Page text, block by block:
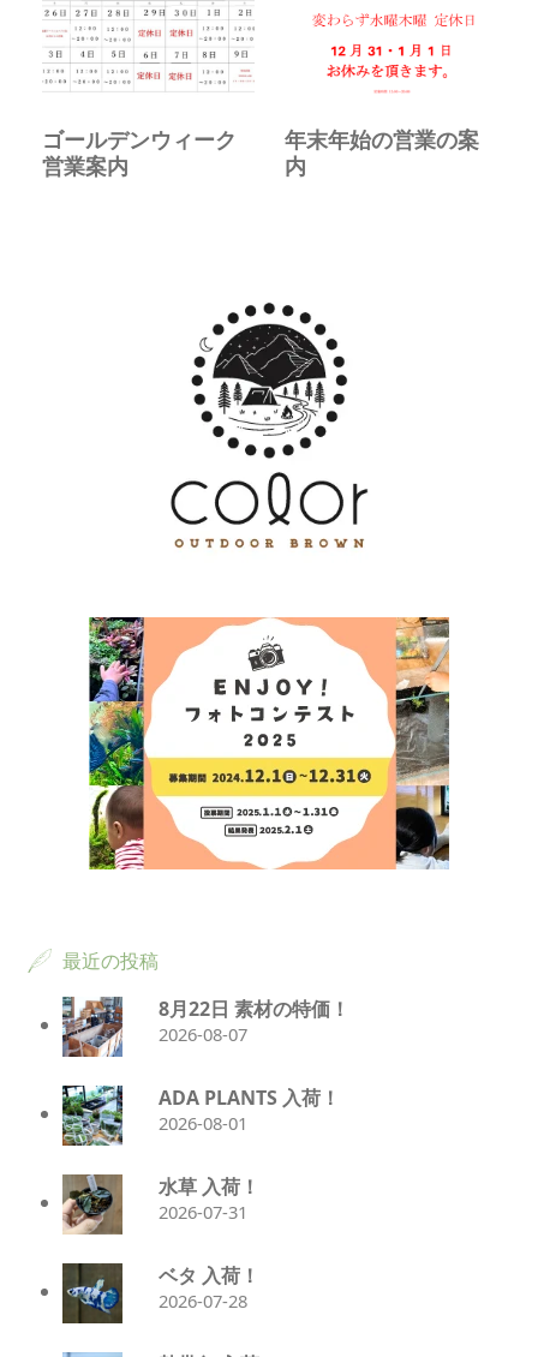
ゴールデンウィーク
営業案内
年末年始の営業の案
内
最近の投稿
8月22日 素材の特価！
2026-08-07
ADA PLANTS 入荷！
2026-08-01
水草 入荷！
2026-07-31
ベタ 入荷！
2026-07-28